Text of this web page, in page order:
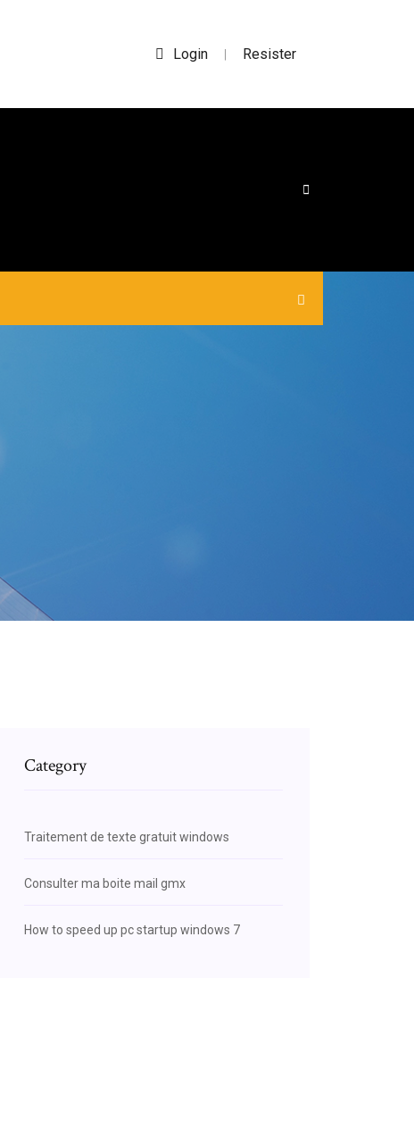
Login | Resister
Category
Traitement de texte gratuit windows
Consulter ma boite mail gmx
How to speed up pc startup windows 7